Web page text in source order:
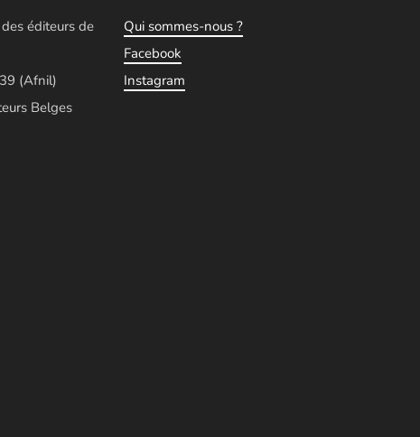
éditeurs de
(Afnil)
Belges
Qui sommes-nous ?
Facebook
Instagram